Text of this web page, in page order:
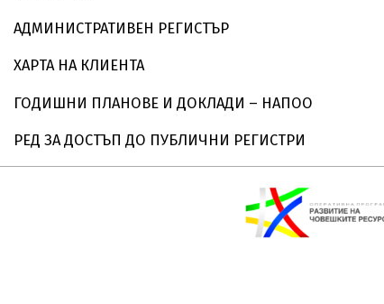
АДМИНИСТРАТИВЕН РЕГИСТЪР
ХАРТА НА КЛИЕНТА
ГОДИШНИ ПЛАНОВЕ И ДОКЛАДИ – НАПОО
РЕД ЗА ДОСТЪП ДО ПУБЛИЧНИ РЕГИСТРИ